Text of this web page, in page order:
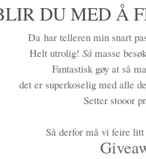
DU MED Å
Da har telleren min snart
Helt utrolig! Såmasse
Fantastisk gøy at så
det er superkoselig med alle
Setter stooor
Så derfor må vi feire